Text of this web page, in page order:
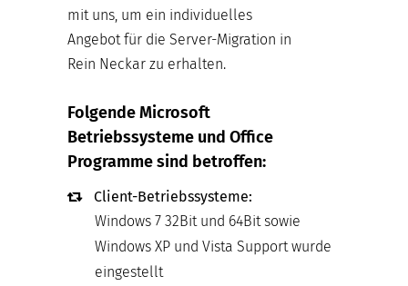
mit uns, um ein individuelles
Angebot für die Server-Migration in
Rein Neckar zu erhalten.
Folgende Microsoft
Betriebssysteme und Office
Programme sind betroffen:
Client-Betriebssysteme:
Windows 7 32Bit und 64Bit sowie
Windows XP und Vista Support wurde
eingestellt